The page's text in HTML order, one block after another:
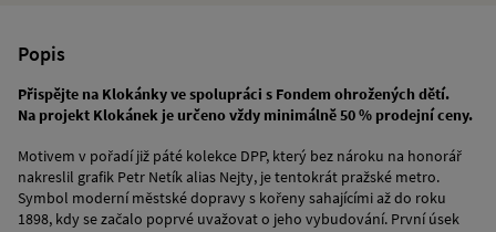
Popis
Přispějte na Klokánky ve spolupráci s Fondem ohrožených dětí.
Na projekt Klokánek je určeno vždy minimálně 50 % prodejní ceny.
Motivem v pořadí již páté kolekce DPP, který bez nároku na honorář
nakreslil grafik Petr Netík alias Nejty, je tentokrát pražské metro.
Symbol moderní městské dopravy s kořeny sahajícími až do roku
1898, kdy se začalo poprvé uvažovat o jeho vybudování. První úsek